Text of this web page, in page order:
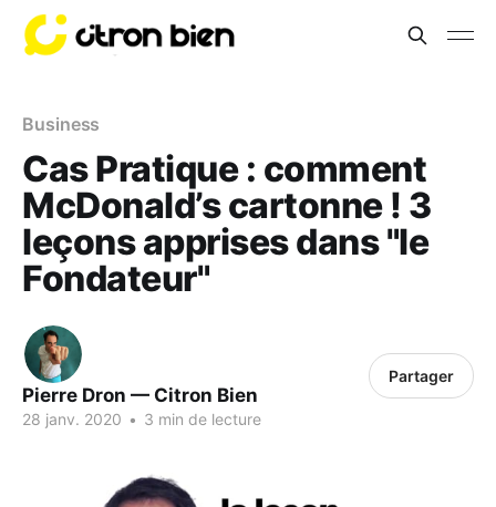
Business
Cas Pratique : comment
McDonald’s cartonne ! 3
leçons apprises dans "le
Fondateur"
Pierre Dron — Citron Bien
28 janv. 2020 • 3 min de lecture
Partager